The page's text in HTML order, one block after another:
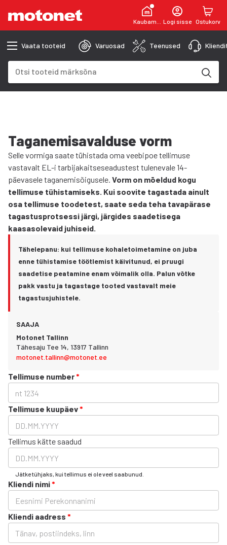
KaubamajaLogi sisse Ostukorv
Vaata tooteid Varuosad Teenused
Taganemisavalduse vorm
Selle vormiga saate tühistada oma veebipoe tellimuse
vastavalt EL-i tarbijakaitseseadustest tulenevale 14-
päevasele taganemisõigusele. Vorm on mõeldud kogu
tellimuse tühistamiseks. Kui soovite tagastada ainult
osa tellimuse toodetest, saate seda teha tavapärase
tagastusprotsessi järgi, järgides saadetisega
kaasasolevaid juhiseid.
Tähelepanu: kui tellimuse kohaletoimetamine on juba
enne tühistamise töötlemist käivitunud, ei pruugi
saadetise peatamine enam võimalik olla. Palun võtke
pakk vastu ja tagastage tooted vastavalt meie
tagastusjuhistele.
SAAJA
Motonet Tallinn
Tähesaju Tee 14, 13917 Tallinn
motonet.tallinn@motonet.ee
Tellimuse number*
Tellimuse kuupäev*
Tellimus kätte saadud
Jätke tühjaks, kui tellimus ei ole veel saabunud.
Kliendi nimi*
Kliendi aadress *